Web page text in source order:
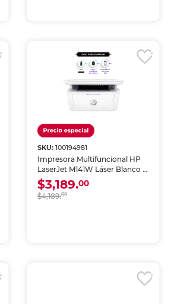
SKU: 100194981
Impresora Multifuncional HP
LaserJet M141W Láser Blanco y
Negro Wi-Fi
$3,189.00
$4,189.00